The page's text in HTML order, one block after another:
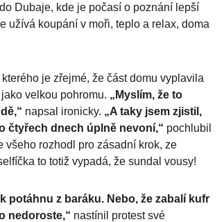
Dubaje, kde je počasí o poznání lepší
užívá koupání v moři, teplo a relax, doma
je zřejmé, že část domu vyplavila
velkou pohromu. „Myslím, že to
napsal ironicky. „A taky jsem zjistil,
čtyřech dnech úplně nevoní,“ pochlubil
všeho rozhodl pro zásadní krok, ze
to totiž vypadá, že sundal vousy!
potáhnu z baráku. Nebo, že zabalí kufr
nedoroste,“ nastínil protest své